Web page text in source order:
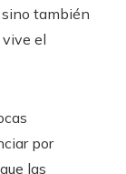
también
vive el
por
las